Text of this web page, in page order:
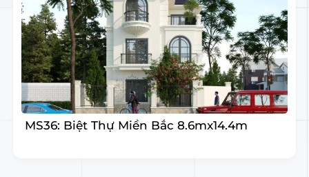
MS36: Biệt Thự Miền Bắc 8.6mx14.4m